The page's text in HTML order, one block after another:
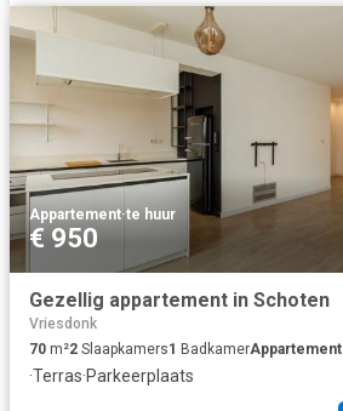
Appartement·te huur
€ 950
Gezellig appartement in Schoten
Vriesdonk
70 m²2 Slaapkamers1 BadkamerAppartement
·Terras·Parkeerplaats